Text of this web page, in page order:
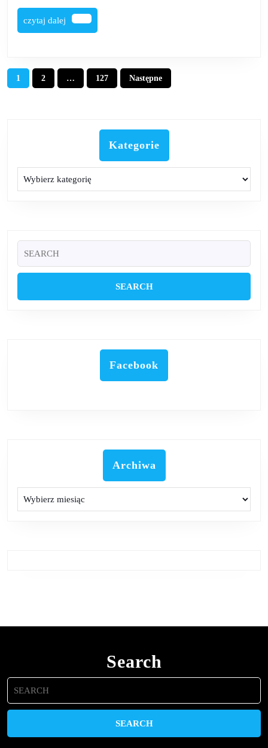
czytaj dalej
czytaj
dalej
Stronicowanie
wpisów
1 2 … 127 Następne
Kategorie
for:
Facebook
Archiwa
Search
Search
for: